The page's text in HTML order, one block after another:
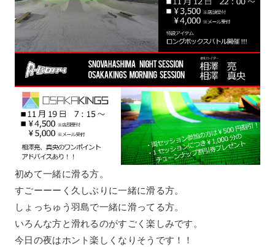
初めて一緒に滑る方。
すごーーーく久しぶりに一緒に滑る方。
しょっちゅう羽島で一緒に滑ってる方。
いろんな方と滑れるのがすごく楽しみです。
今日の夜はホント楽しくなりそうです！！